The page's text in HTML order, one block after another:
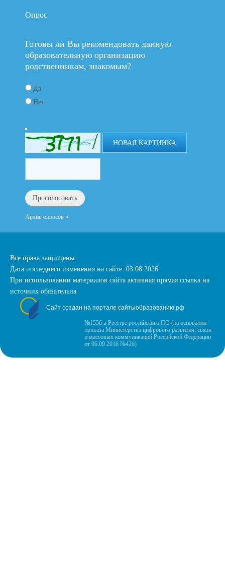
Опрос
Готовы ли Вы рекомендовать данную
образовательную организацию
родственникам, знакомым?
Да
Нет
НОВАЯ КАРТИНКА
Архив опросов »
Все права защищены.
Дата последнего изменения на сайте: 03.08.2026
При использовании материалов сайта активная прямая ссылка на
источник обязательна
Сайт создан на портале сайтыобразованию.рф
№1556 в Реестре российского ПО (на основании
приказа Министерства цифрового развития, связи
и массовых коммуникаций Российской Федерации
от 06.09.2016 №426)